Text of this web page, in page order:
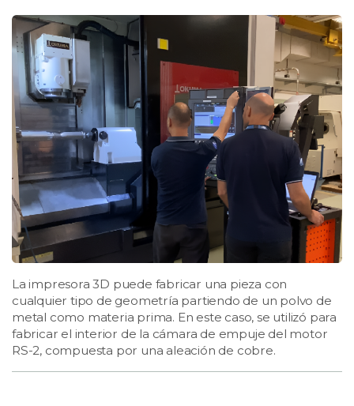
La impresora 3D puede fabricar una pieza con
cualquier tipo de geometría partiendo de un polvo de
metal como materia prima. En este caso, se utilizó para
fabricar el interior de la cámara de empuje del motor
RS-2, compuesta por una aleación de cobre.